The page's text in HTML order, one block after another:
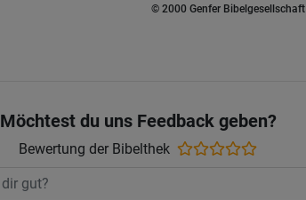
© 2000 Genfer Bibelgesellschaft
Möchtest du uns Feedback geben?
Bewertung der Bibelthek